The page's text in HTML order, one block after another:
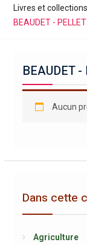
Livres et collections
BEAUDET -
BEAUDET
Aucun
Dans cette
Agriculture